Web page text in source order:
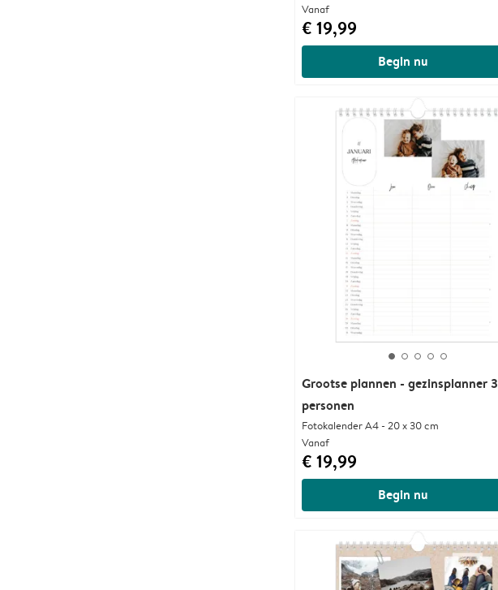
Vanaf
€ 19,99
Begin nu
Grootse plannen - gezinsplanner 3
personen
Fotokalender A4 - 20 x 30 cm
Vanaf
€ 19,99
Begin nu